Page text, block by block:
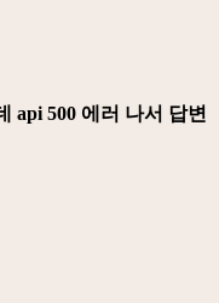
api 500 에러 나서 답변